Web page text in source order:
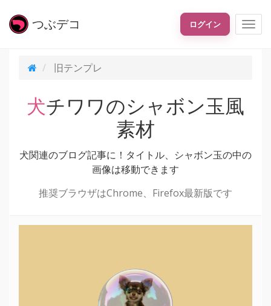
つぶデコ ログイン
旧テンプレ
犬チワワのシャボン玉風
素材
犬関連のブログ記事に！タイトル、シャボン玉の中の
画像は移動できます
推奨ブラウザはChrome、Firefox最新版です